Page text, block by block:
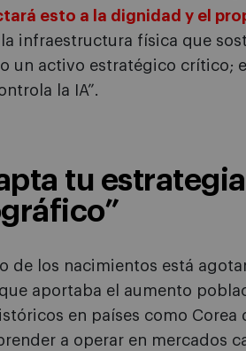
esto a la dignidad y el
infraestructura física que
un activo estratégico crítico;
la IA”.
tu
de los nacimientos está
aportaba el aumento
en países como Corea
a operar en mercados